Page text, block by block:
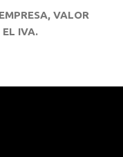
VALOR
EL IVA.